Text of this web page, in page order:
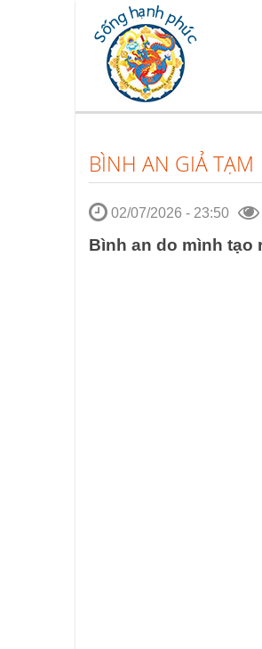
BÌNH AN GIẢ TẠM
02/07/2026 - 23:50
Bình an do mình tạo